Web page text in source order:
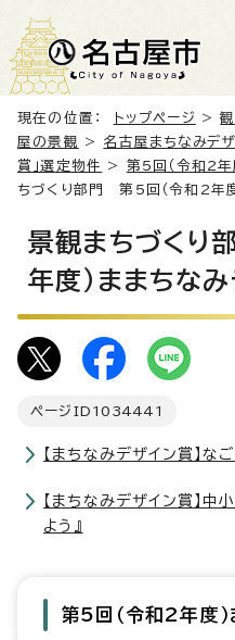
現在の位置： トップページ >
屋の景観
> 名古屋まちなみデザ
賞」選定物件
> 第5回（令和2年
ちづくり部門 第5回（令和2年度
景観まちづくり
年度）ままちな
ページID 1034441
【まちなみデザイン賞】な
【まちなみデザイン賞】中
よう』
第5回（令和2年度